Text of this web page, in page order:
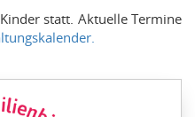
Kinder statt. Aktuelle Termine